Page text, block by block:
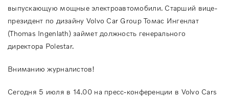
выпускающую мощные электроавтомобили. Старший вице-
президент по дизайну Volvo Car Group Томас Ингенлат
(Thomas Ingenlath) займет должность генерального
директора Polestar.
Вниманию журналистов!
Сегодня 5 июля в 14.00 на пресс-конференции в Volvo Cars